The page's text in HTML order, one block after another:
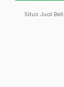
Situs Jual